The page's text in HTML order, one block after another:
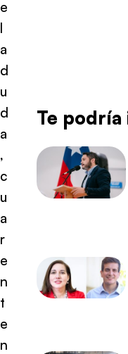
e
l
a
d
u
d
a
,
c
u
a
r
e
n
t
e
n
Te